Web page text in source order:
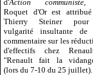
d'Action communiste
Roquet d'Or est attribué
Thierry Steiner
vulgarité insultante de
commentaire sur les
d'effectifs chez
"Renault fait la
(lors du 7-10 du 25 juillet).